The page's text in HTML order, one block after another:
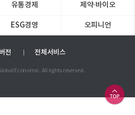
유통경제 제약∙바이오
ESG경영 오피니언
전 전체서비스
Economic. All rights reserved.